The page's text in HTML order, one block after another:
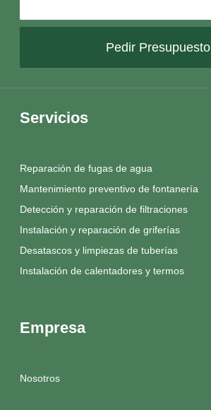
Pedir Presupuesto
Servicios
Reparación de fugas de agua
Mantenimiento preventivo de fontanería
Detección y reparación de filtraciones
Instalación y reparación de griferías
Desatascos y limpiezas de tuberías
Instalación de calentadores y termos
Empresa
Nosotros